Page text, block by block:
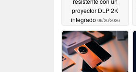
proyector DLP 2K
integrado 06/20/2026